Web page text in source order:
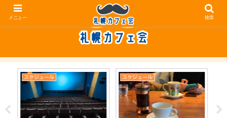
スケジュール スケジュール
メニュー 検索